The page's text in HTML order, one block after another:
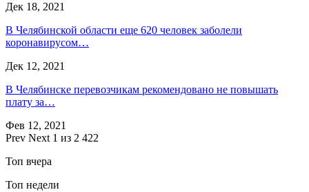
Дек 18, 2021
В Челябинской области еще 620 человек заболели
коронавирусом…
Дек 12, 2021
В Челябинске перевозчикам рекомендовано не повышать
плату за…
Фев 12, 2021
Prev Next 1 из 2 422
Топ вчера
Топ недели